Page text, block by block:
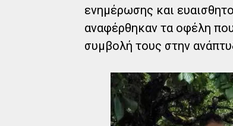
ενημέρωσης και
αναφέρθηκαν τα οφέλη
συμβολή τους στην